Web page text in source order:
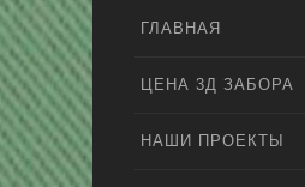
ГЛАВНАЯ
ЦЕНА 3Д ЗАБОРА
НАШИ ПРОЕКТЫ